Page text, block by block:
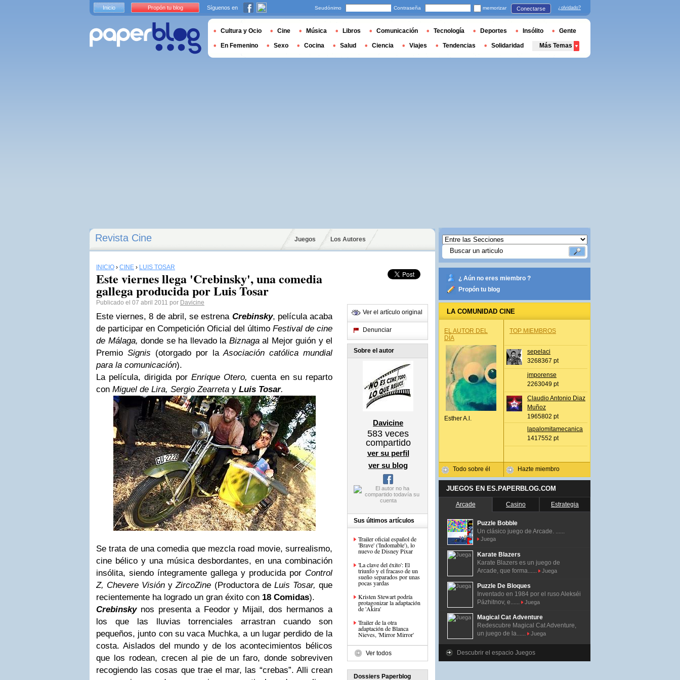
Revista Cine Juegos Los Autores
INICIO › CINE › LUIS TOSAR
Este viernes llega 'Crebinsky', una comedia
gallega producida por Luis Tosar
Publicado el 07 abril 2011 por Davicine
Este viernes, 8 de abril, se estrena Crebinsky, película acaba
de participar en Competición Oficial del último Festival de cine
de Málaga, donde se ha llevado la Biznaga al Mejor guión y el
Premio Signis (otorgado por laAsociación católica mundial
para la comunicación).
La película, dirigida porEnrique Otero, cuenta en su reparto
con Miguel de Lira, Sergio Zearreta y Luis Tosar.
Se trata de una comedia que mezcla road movie, surrealismo,
cine bélico y una música desbordantes, en una combinación
insólita, siendo íntegramente gallega y producida por Control
Z, Chevere Visión y ZircoZine (Productora deLuis Tosar, que
recientemente ha logrado un gran éxito con 18 Comidas).
Crebinsky nos presenta a Feodor y Mijail, dos hermanos a
los que las lluvias torrenciales arrastran cuando son
pequeños, junto con su vaca Muchka, a un lugar perdido de la
costa. Aislados del mundo y de los acontecimientos bélicos
que los rodean, crecen al pie de un faro, donde sobreviven
recogiendo las cosas que trae el mar, las “crebas”. Alli crean
Ver el artículo original
Denunciar
Sobre el autor
Davicine
583 veces
compartido
ver su perfil
ver su blog
Sus últimos artículos
Trailer oficial español de
'Brave' ('Indomable'), lo
nuevo de Disney Pixar
'La clave del éxito': El
triunfo y el fracaso de un
sueño separados por unas
pocas yardas
Kristen Stewart podría
protagonizar la adaptación
de 'Akira'
Trailer de la otra
adaptación de Blanca
Nieves, 'Mirror Mirror'
Ver todos
Dossiers Paperblog
¿ Aún no eres miembro ?
Propón tu blog
LA COMUNIDAD CINE
EL AUTOR DEL
DÍA
Esther A.l.
Todo sobre él
TOP MIEMBROS
sepelaci
3268367 pt
jmporense
2263049 pt
Claudio Antonio Diaz
Muñoz
1965802 pt
lapalomitamecanica
1417552 pt
Hazte miembro
JUEGOS EN ES.PAPERBLOG.COM
Arcade Casino Estrategia
Puzzle Bobble
Un clásico juego de Arcade. ......
Juega
Karate Blazers
Karate Blazers es un juego de
Arcade, que forma......
Juega
Puzzle De Bloques
Inventado en 1984 por el ruso Alekséi
Pázhitnov, e......
Juega
Magical Cat Adventure
Redescubre Magical Cat Adventure,
un juego de la......
Juega
Descubrir el espacio Juegos
Inicio Propón tu blog Síguenos en Seudónimo Contraseña memorizar Conectarse ¿olvidado?
Cultura y Ocio Cine Música Libros Comunicación Tecnología Deportes Insólito Gente
En Femenino Sexo Cocina Salud Ciencia Viajes Tendencias Solidaridad Más Temas